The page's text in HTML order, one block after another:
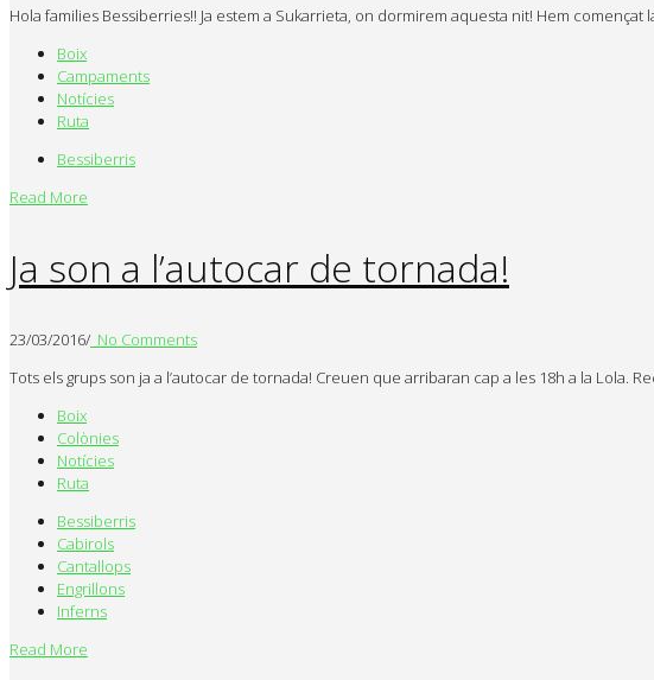
Hola families Bessiberries!! Ja estem a Sukarrieta, on dormirem aquesta nit! Hem
Boix
Campaments
Notícies
Ruta
Bessiberris
Read More
Ja son a l’autocar de tornada!
23/03/2016/ No Comments
Tots els grups son ja a l’autocar de tornada! Creuen que arribaran cap a les 18h a la Lola.
Boix
Colònies
Notícies
Ruta
Bessiberris
Cabirols
Cantallops
Engrillons
Inferns
Read More